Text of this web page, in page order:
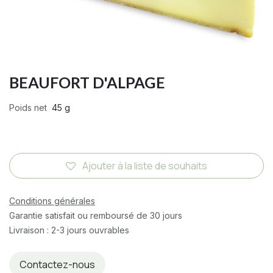
BEAUFORT D'ALPAGE
Poids net 45 g
Ajouter à la liste de souhaits
Conditions générales
Garantie satisfait ou remboursé de 30 jours
Livraison : 2-3 jours ouvrables
Contactez-nous